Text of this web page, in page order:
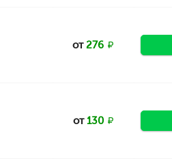
от276
от130